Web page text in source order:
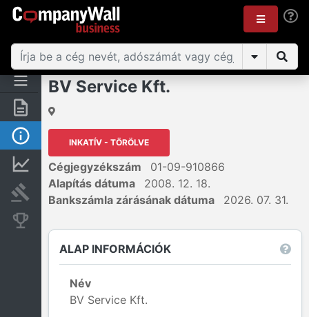
Összegzés
Alap információk
Pénzügyi információk
Bírósági eljárások
BV Service Kft.
INKATÍV - TÖRÖLVE
Cégjegyzékszám
01-09-910866
Alapítás dátuma
2008. 12. 18.
Bankszámla zárásának dátuma
2026. 07. 31.
ALAP INFORMÁCIÓK
Név
BV Service Kft.